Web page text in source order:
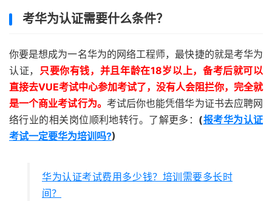
考华为认证需要什么条件？
你要是想成为一名华为的网络工程师，最快捷的就是考华为
认证，
只要你有钱，并且年龄在18岁以上，备考后就可以
直接去VUE考试中心参加考试了，没有人会阻拦你，完全就
是一个商业考试行为。 考试后你也能凭借华为证书去应聘网
络行业的相关岗位顺利地转行。了解更多： (报考华为认证
考试一定要华为培训吗?)
华为认证考试费用多少钱？培训需要多长时
间？